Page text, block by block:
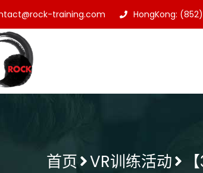
training.com HongKong:
首页 VR训练活动